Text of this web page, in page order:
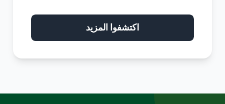
اكتشفوا المزيد